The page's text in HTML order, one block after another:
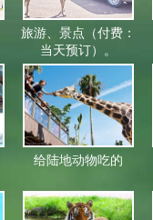
旅游、景点（付费：
当天预订）。
给陆地动物吃的